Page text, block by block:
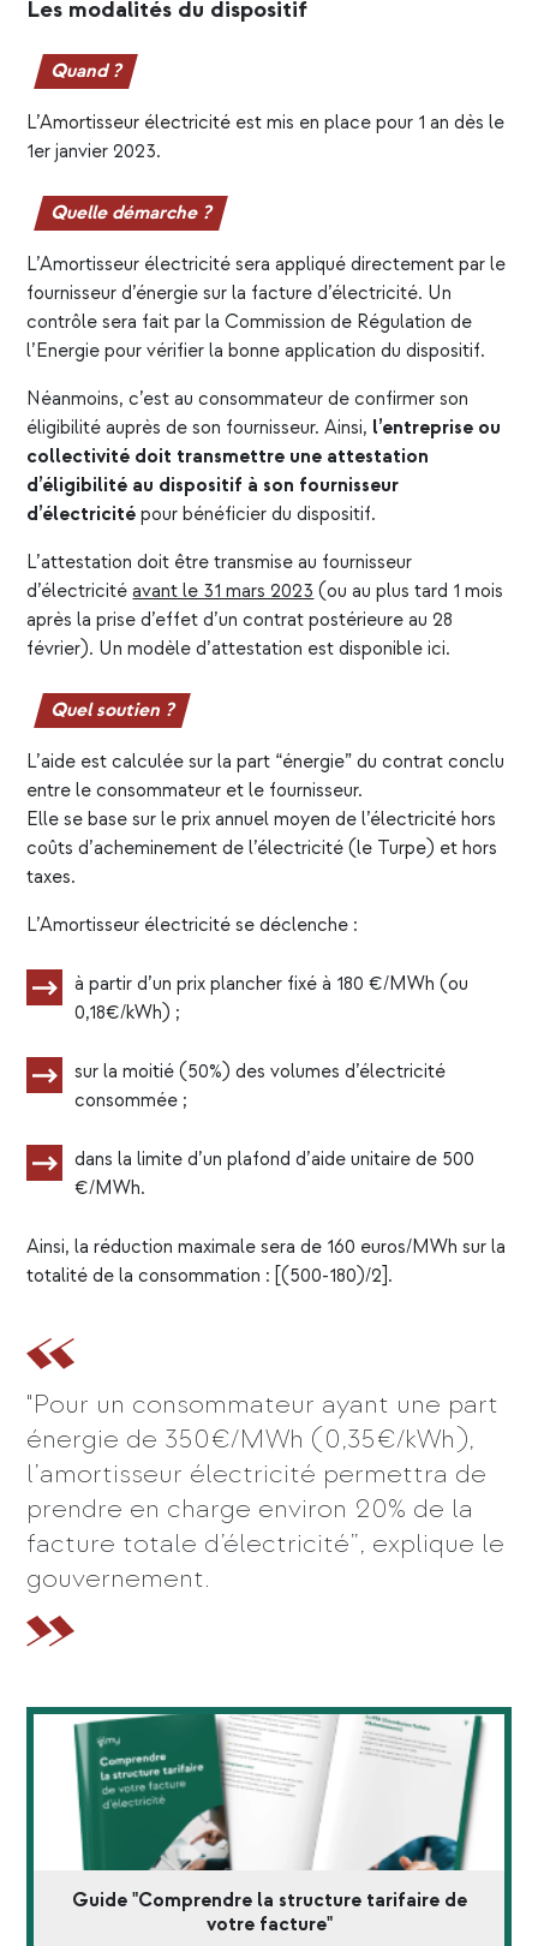
Les modalités du dispositif
Quand ?
L’Amortisseur électricité est mis en place pour 1 an dès le
1er janvier 2023.
Quelle démarche ?
L’Amortisseur électricité sera appliqué directement par le
fournisseur d’énergie sur la facture d’électricité. Un
contrôle sera fait par la Commission de Régulation de
l’Energie pour vérifier la bonne application du dispositif.
Néanmoins, c’est au consommateur de confirmer son
éligibilité auprès de son fournisseur. Ainsi, l’entreprise ou
collectivité doit transmettre une attestation
d’éligibilité au dispositif à son fournisseur
d’électricité pour bénéficier du dispositif.
L’attestation doit être transmise au fournisseur
d’électricitéavant le 31 mars 2023 (ou au plus tard 1 mois
après la prise d’effet d’un contrat postérieure au 28
février). Un modèle d’attestation est disponibleici.
Quel soutien ?
L’aide est calculée sur la part “énergie” du contrat conclu
entre le consommateur et le fournisseur.
Elle se base sur le prix annuel moyen de l’électricité hors
coûts d’acheminement de l’électricité (le Turpe) et hors
taxes.
L’Amortisseur électricité se déclenche :
à partir d’un prix plancher fixé à 180 €/MWh (ou
0,18€/kWh) ;
sur la moitié (50%) des volumes d’électricité
consommée ;
dans la limite d’un plafond d’aide unitaire de 500
€/MWh.
Ainsi, la réduction maximale sera de 160 euros/MWh sur la
totalité de la consommation : [(500-180)/2].
"Pour un consommateur ayant une part
énergie de 350€/MWh (0,35€/kWh),
l’amortisseur électricité permettra de
prendre en charge environ 20% de la
facture totale d’électricité”, explique le
gouvernement.
Guide "Comprendre la structure tarifaire de
votre facture"